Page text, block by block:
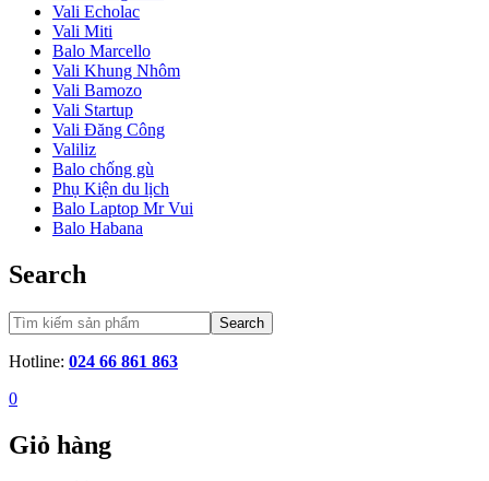
Vali Echolac
Vali Miti
Balo Marcello
Vali Khung Nhôm
Vali Bamozo
Vali Startup
Vali Đăng Công
Valiliz
Balo chống gù
Phụ Kiện du lịch
Balo Laptop Mr Vui
Balo Habana
Search
Search
Hotline: 024 66 861 863
0
Giỏ hàng